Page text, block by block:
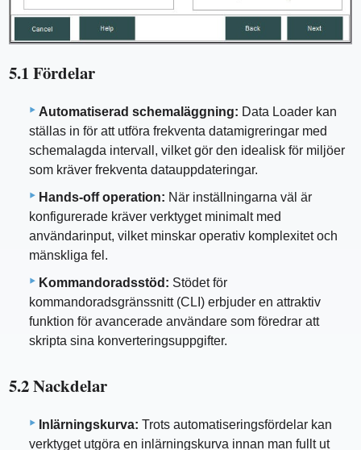
5.1 Fördelar
Automatiserad schemaläggning: Data Loader kan
ställas in för att utföra frekventa datamigreringar med
schemalagda intervall, vilket gör den idealisk för miljöer
som kräver frekventa datauppdateringar.
Hands-off operation: När inställningarna väl är
konfigurerade kräver verktyget minimalt med
användarinput, vilket minskar operativ komplexitet och
mänskliga fel.
Kommandoradsstöd: Stödet för
kommandoradsgränssnitt (CLI) erbjuder en attraktiv
funktion för avancerade användare som föredrar att
skripta sina konverteringsuppgifter.
5.2 Nackdelar
Inlärningskurva: Trots automatiseringsfördelar kan
verktyget utgöra en inlärningskurva innan man fullt ut